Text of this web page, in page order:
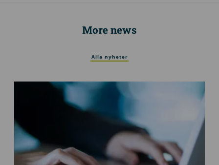
More news
Alla nyheter